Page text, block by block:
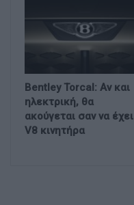
Bentley Torcal: Αν και
ηλεκτρική, θα
ακούγεται σαν να έχει
V8 κινητήρα